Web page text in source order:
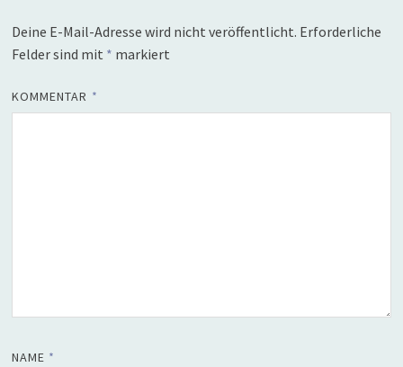
Deine E-Mail-Adresse wird nicht veröffentlicht. Erforderliche
Felder sind mit * markiert
KOMMENTAR *
NAME *